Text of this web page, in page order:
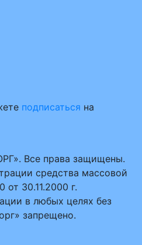
подписаться на
Все права защищены.
средства массовой
30.11.2000 г.
в любых целях без
запрещено.